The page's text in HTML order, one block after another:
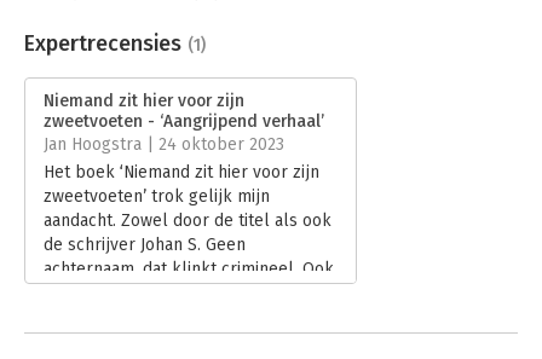
Uitgever:
Just Publishers
Verschijningsdatum:
19-9-2023
Hoofdrubriek: Mens en maatschappij
Jongbloed:
Strafrecht - Criminologie
Expertrecensies (1)
Niemand zit hier voor zijn
zweetvoeten - ‘Aangrijpend verhaal’
Jan Hoogstra | 24 oktober 2023
Het boek ‘Niemand zit hier voor zijn
zweetvoeten’ trok gelijk mijn
aandacht. Zowel door de titel als ook
de schrijver Johan S. Geen
achternaam, dat klinkt crimineel. Ook